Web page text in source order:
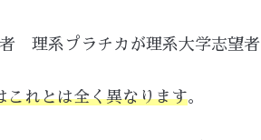
理系プラチカが理系大学志望者
これとは全く異なります。